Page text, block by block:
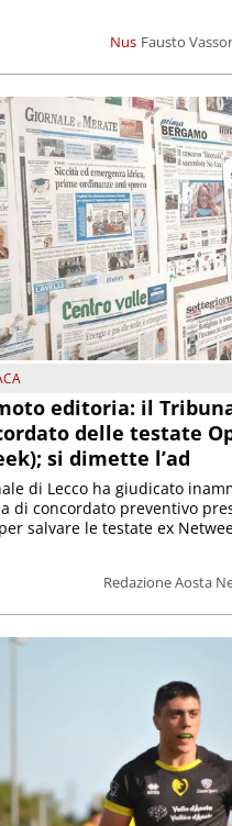
Nus Fausto
editoria: il
delle testate
si dimette l’ad
Redazione Aosta
di Lecco ha giudicato
di concordato preventivo
salvare le testate ex